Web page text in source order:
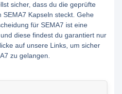
sicher, dass du die geprüfte
Kapseln steckt. Gehe
für SEMA7 ist eine
diese findest du garantiert nur
auf unsere Links, um sicher
zu gelangen.